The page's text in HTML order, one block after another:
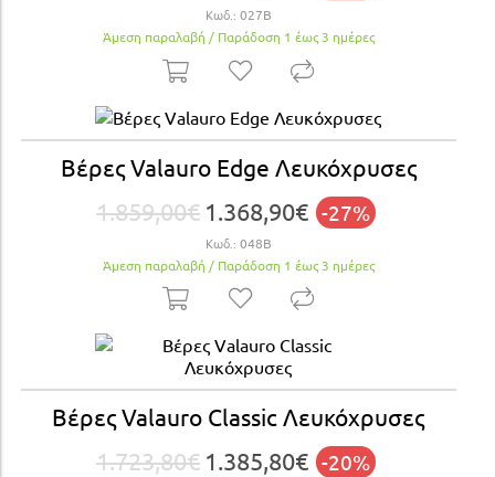
Κωδ.: 027Β
Άμεση παραλαβή / Παράδoση 1 έως 3 ημέρες
Βέρες Valauro Edge Λευκόχρυσες
1.859,00€ 1.368,90€ -27%
Κωδ.: 048Β
Άμεση παραλαβή / Παράδoση 1 έως 3 ημέρες
Βέρες Valauro Classic Λευκόχρυσες
1.723,80€ 1.385,80€ -20%